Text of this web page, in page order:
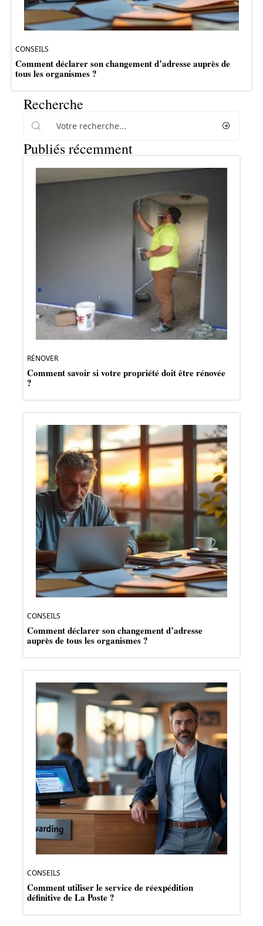
CONSEILS
Comment déclarer son changement d’adresse auprès de
tous les organismes ?
Recherche
Publiés récemment
RÉNOVER
Comment savoir si votre propriété doit être rénovée
?
CONSEILS
Comment déclarer son changement d’adresse
auprès de tous les organismes ?
CONSEILS
Comment utiliser le service de réexpédition
définitive de La Poste ?